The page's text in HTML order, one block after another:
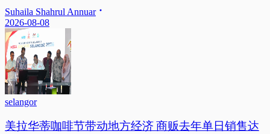
Suhaila Shahrul Annuar
2026-08-08
selangor
美拉华蒂咖啡节带动地方经济 商贩去年单日销售达